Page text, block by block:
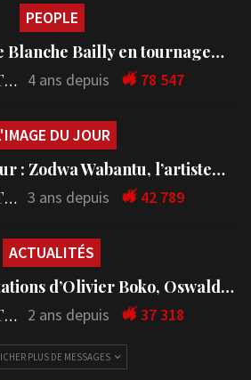
PEOPLE
Blanche Bailly en tournage…
LA REDACTION 4 ans depuis 78 547
DU JOUR
: Zodwa Wabantu, l’artiste…
LA REDACTION 3 ans depuis 42 789
ACTUALITÉS
d’Olivier Boko, Oswald…
LA REDACTION 2 ans depuis 37 318
PLUS DE MESSAGES